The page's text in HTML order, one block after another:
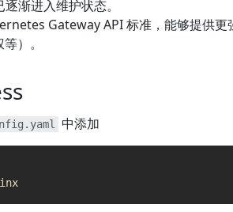
渐进入维护状态。
Gateway API 标准，能够提供更
）。
中添加